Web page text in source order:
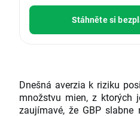
Stáhněte si
Dnešná averzia k riziku
množstvu mien, z ktorých
zaujímavé, že GBP slabne